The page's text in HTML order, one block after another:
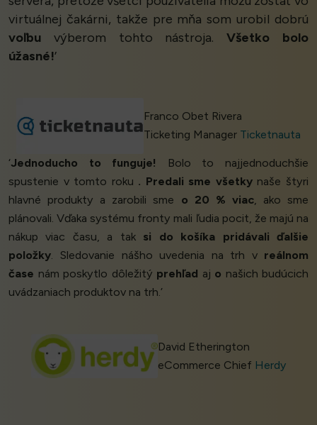
virtuálnej čakárni, takže pre mňa som urobil dobrú
voľbu výberom tohto nástroja.Všetko bolo
úžasné!’
Franco Obet Rivera
Ticketing Manager Ticketnauta
‘Jednoducho to funguje!
Bolo to najjednoduchšie
spustenie v tomto roku . Predali sme všetkynaše štyri
hlavné produkty a zarobili sme o 20 % viac, ako sme
plánovali. Vďaka systému fronty mali ľudia pocit, že majú na
nákup viac času, a tak si do košíka pridávali ďalšie
položky . Sledovanie nášho uvedenia na trh v reálnom
čase nám poskytlo dôležitý prehľad aj o našich budúcich
uvádzaniach produktov na trh.’
David Etherington
eCommerce Chief Herdy